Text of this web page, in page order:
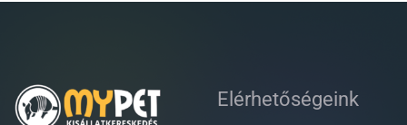
Elérhetőségeink